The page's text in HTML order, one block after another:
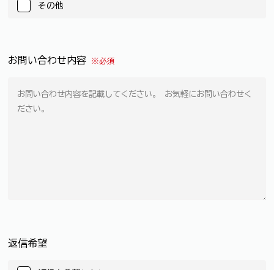
その他
お問い合わせ内容 ※必須
返信希望